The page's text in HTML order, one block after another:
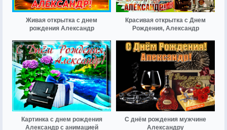
Живая открытка с днем
рождения Александр
Красивая открытка с Днем
Рождения, Александр
Картинка с днем рождения
Александр с анимацией
С днём рождения мужчине
Александру